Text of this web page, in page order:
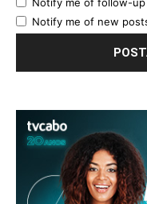
Notify me of follow-up
Notify me of new